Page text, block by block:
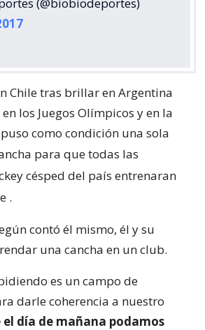
Chile tras brillar en Argentina
los Juegos Olímpicos y en la
como condición una sola
para que todas las
césped del país entrenaran
.
contó él mismo, él y su
una cancha en un club.
es un campo de
darle coherencia a nuestro
el día de mañana podamos